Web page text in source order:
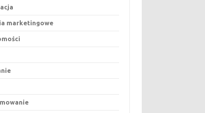
marketingowe